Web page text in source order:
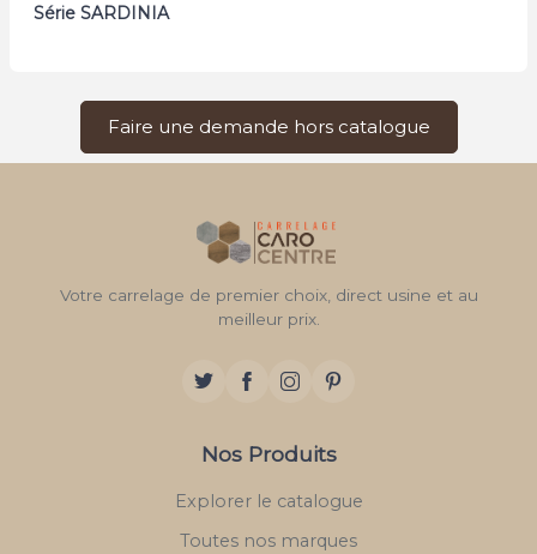
Série SARDINIA
Faire une demande hors catalogue
Votre carrelage de premier choix, direct usine et au
meilleur prix.
Nos Produits
Explorer le catalogue
Toutes nos marques